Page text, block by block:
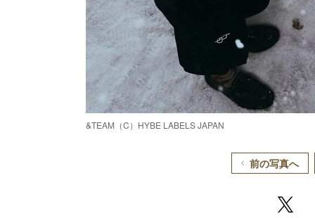
&TEAM（C）HYBE LABELS JAPAN
前の写真へ